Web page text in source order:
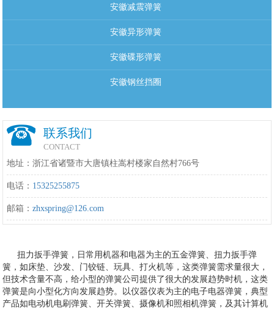
安徽减震弹簧
安徽异形弹簧
安徽碟形弹簧
安徽钢丝挡圈
联系我们
CONTACT
地址：浙江省诸暨市大唐镇柱嵩村楼家自然村766号
电话： 15325255875
邮箱：zhxspring@126.com
扭力扳手弹簧，日常用机器和电器为主的五金弹簧、扭力扳手弹
簧，如床垫、沙发、门铰链、玩具、打火机等，这类弹簧需求量很大，
但技术含量不高，给小型的弹簧公司提供了很大的发展趋势时机，这类
弹簧是向小型化方向发展趋势。以仪器仪表为主的电子电器弹簧，典型
产品如电动机电刷弹簧、开关弹簧、摄像机和照相机弹簧，及其计算机